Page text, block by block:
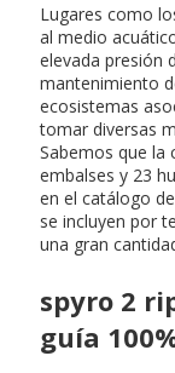
Lugares como
al medio
elevada presión
mantenimiento
ecosistemas
tomar diversas
Sabemos que la
embalses y 23
en el catálogo
se incluyen por
una gran
spyro 2
guía